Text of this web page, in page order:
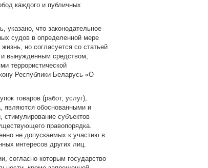
каждого и публичных
что законодательное
судов в определенной мере
но согласуется со статьей
и вынужденным средством,
террористической
Республики Беларусь «О
товаров (работ, услуг),
являются обоснованными и
стимулирование субъектов
правопорядка.
не допускаемых к участию в
интересов других лиц.
согласно которым государство